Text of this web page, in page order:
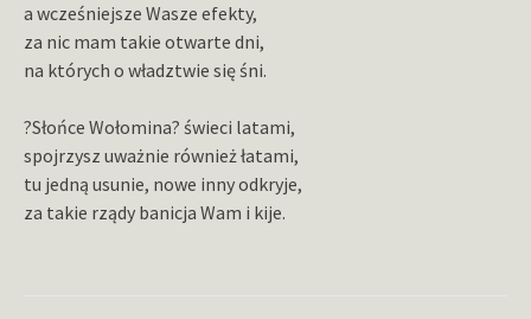
a wcześniejsze Wasze efekty,
za nic mam takie otwarte dni,
na których o władztwie się śni.
?Słońce Wołomina? świeci latami,
spojrzysz uważnie również łatami,
tu jedną usunie, nowe inny odkryje,
za takie rządy banicja Wam i kije.